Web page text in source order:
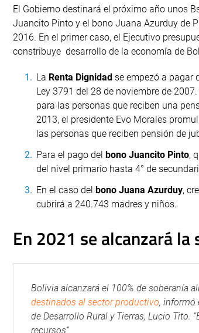
El Gobierno destinará el próximo año unos
Juancito Pinto y el bono Juana Azurduy de
2016. En el primer caso, el Ejecutivo
constribuye desarrollo de la economía de
La Renta Dignidad se empezó a pagar
Ley 3791 del 28 de noviembre de
para las personas que reciben una
2013, el presidente Evo Morales
las personas que reciben pensión de
Para el pago del bono Juancito Pinto,
del nivel primario hasta 4° de
En el caso del bono Juana Azurduy,
cubrirá a 240.743 madres y niños.
En 2021 se alcanzará
Bolivia alcanzará el 100% de soberanía
destinados al sector productivo, informó
de Desarrollo Rural y Tierras, Lucio Tito.
recursos”.